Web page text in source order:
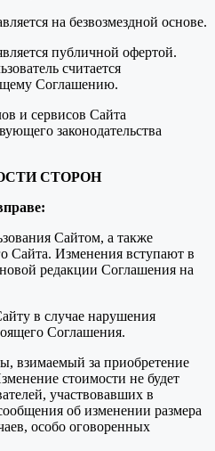
на безвозмездной основе.
публичной офертой.
считается
Соглашению.
и сервисов Сайта
законодательства
СТОРОН
Сайтом, а также
Сайта. Изменения вступают в
редакции Соглашения на
в случае нарушения
Соглашения.
взимаемый за приобретение
стоимости не будет
участвовавших в
об изменении размера
особо оговоренных